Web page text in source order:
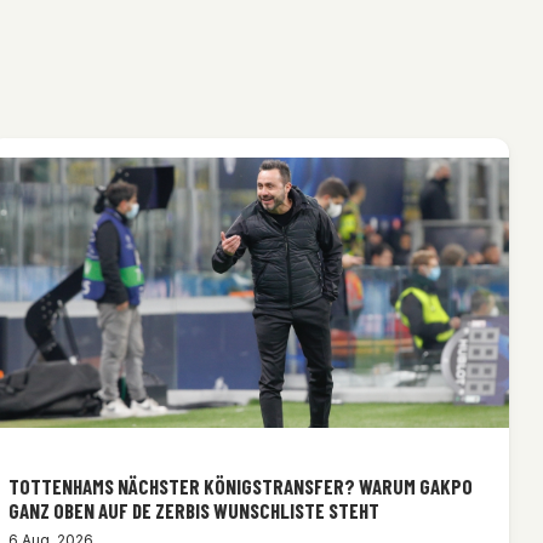
TOTTENHAMS NÄCHSTER KÖNIGSTRANSFER? WARUM GAKPO
GANZ OBEN AUF DE ZERBIS WUNSCHLISTE STEHT